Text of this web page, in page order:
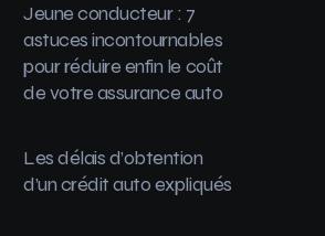
Jeune conducteur : 7
astuces incontournables
pour réduire enfin le coût
de votre assurance auto
Les délais d’obtention
d’un crédit auto expliqués